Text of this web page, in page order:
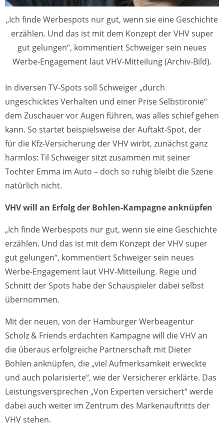
„Ich finde Werbespots nur gut, wenn sie eine Geschichte
erzählen. Und das ist mit dem Konzept der VHV super
gut gelungen“, kommentiert Schweiger sein neues
Werbe-Engagement laut VHV-Mitteilung (Archiv-Bild).
In diversen TV-Spots soll Schweiger „durch
ungeschicktes Verhalten und einer Prise Selbstironie“
dem Zuschauer vor Augen führen, was alles schief gehen
kann. So startet beispielsweise der Auftakt-Spot, der
für die Kfz-Versicherung der VHV wirbt, zunächst ganz
harmlos: Til Schweiger sitzt zusammen mit seiner
Tochter Emma im Auto – doch so ruhig bleibt die Szene
natürlich nicht.
VHV will an Erfolg der Bohlen-Kampagne anknüpfen
„Ich finde Werbespots nur gut, wenn sie eine Geschichte
erzählen. Und das ist mit dem Konzept der VHV super
gut gelungen“, kommentiert Schweiger sein neues
Werbe-Engagement laut VHV-Mitteilung. Regie und
Schnitt der Spots habe der Schauspieler dabei selbst
übernommen.
Mit der neuen, von der Hamburger Werbeagentur
Scholz & Friends erdachten Kampagne will die VHV an
die überaus erfolgreiche Partnerschaft mit Dieter
Bohlen anknüpfen, die „viel Aufmerksamkeit erweckte
und auch polarisierte“, wie der Versicherer erklärte. Das
Leistungsversprechen „Von Experten versichert“ werde
dabei auch weiter im Zentrum des Markenauftritts der
VHV stehen.